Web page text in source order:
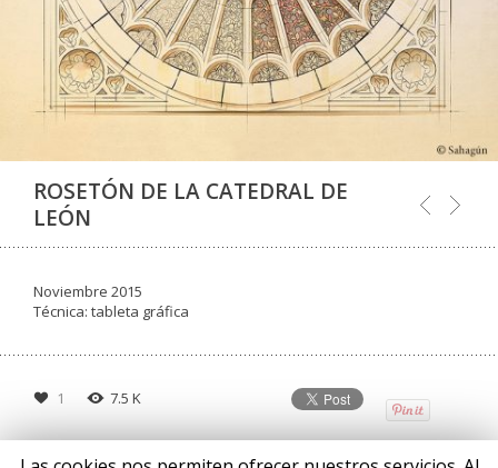
ROSETÓN DE LA CATEDRAL DE
LEÓN
Noviembre 2015
Técnica: tableta gráfica
1 7.5 K